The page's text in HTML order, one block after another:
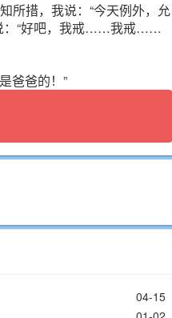
所措，我说：“今天例外，允
说：“好吧，我戒……我戒……
爸爸的！”
04-15